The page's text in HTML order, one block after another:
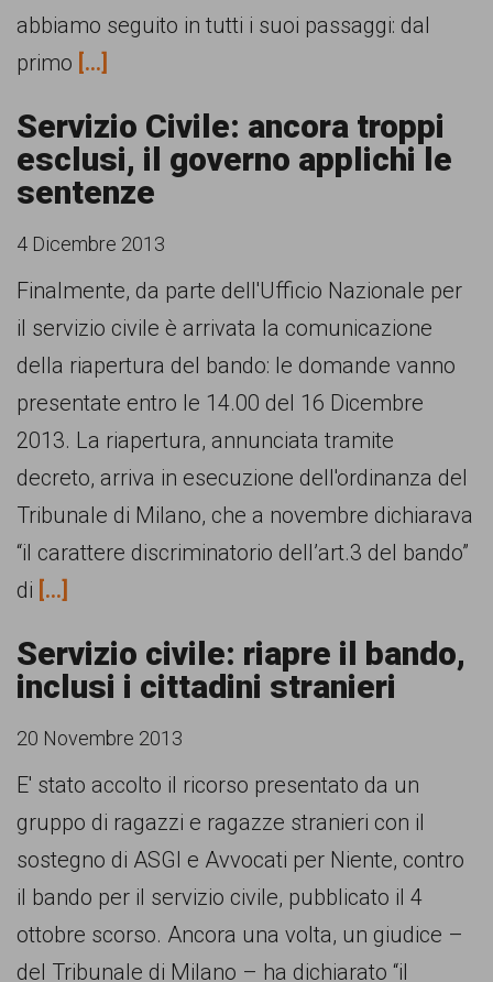
abbiamo seguito in tutti i suoi passaggi: dal
primo [...]
Servizio Civile: ancora troppi
esclusi, il governo applichi le
sentenze
4 Dicembre 2013
Finalmente, da parte dell'Ufficio Nazionale per
il servizio civile è arrivata la comunicazione
della riapertura del bando: le domande vanno
presentate entro le 14.00 del 16 Dicembre
2013. La riapertura, annunciata tramite
decreto, arriva in esecuzione dell'ordinanza del
Tribunale di Milano, che a novembre dichiarava
“il carattere discriminatorio dell’art.3 del bando”
di [...]
Servizio civile: riapre il bando,
inclusi i cittadini stranieri
20 Novembre 2013
E' stato accolto il ricorso presentato da un
gruppo di ragazzi e ragazze stranieri con il
sostegno di ASGI e Avvocati per Niente, contro
il bando per il servizio civile, pubblicato il 4
ottobre scorso. Ancora una volta, un giudice –
del Tribunale di Milano – ha dichiarato “il